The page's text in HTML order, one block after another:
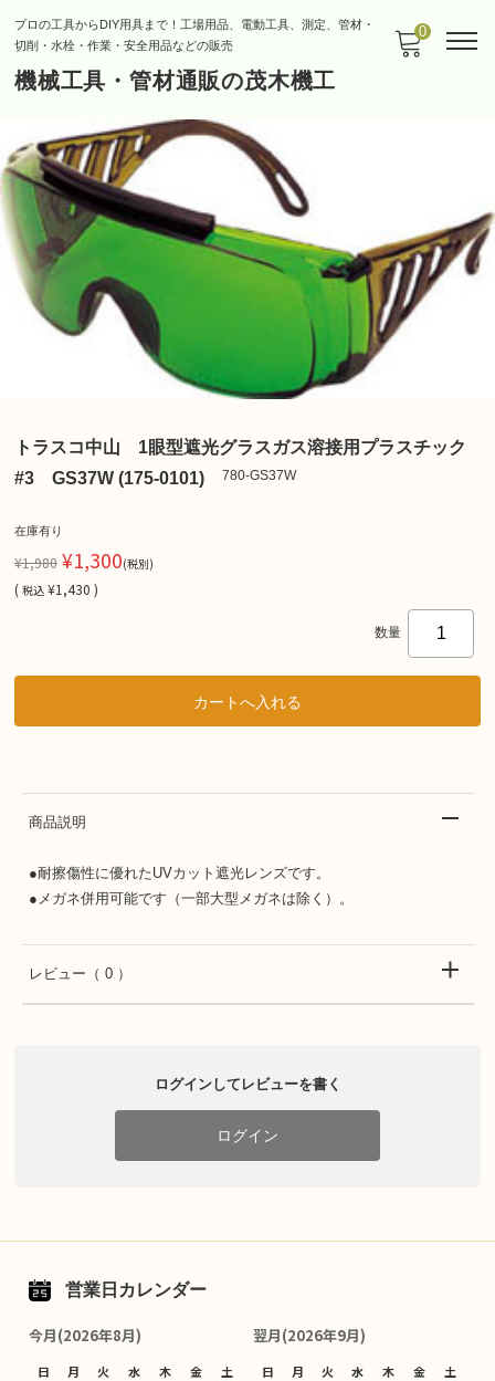
プロの工具からDIY用具まで！工場用品、電動工具、測定、管材・
切削・水栓・作業・安全用品などの販売
機械工具・管材通販の茂木機工
0
トラスコ中山 1眼型遮光グラスガス溶接用プラスチック
#3 GS37W (175-0101)
780-GS37W
在庫有り
¥1,980 ¥1,300(税別)
( 税込 ¥1,430 )
数量
商品説明
●耐擦傷性に優れたUVカット遮光レンズです。
●メガネ併用可能です（一部大型メガネは除く）。
レビュー （ 0 ）
ログインしてレビューを書く
ログイン
営業日カレンダー
今月(2026年8月)
日 月 火 水 木 金 土
翌月(2026年9月)
日 月 火 水 木 金 土